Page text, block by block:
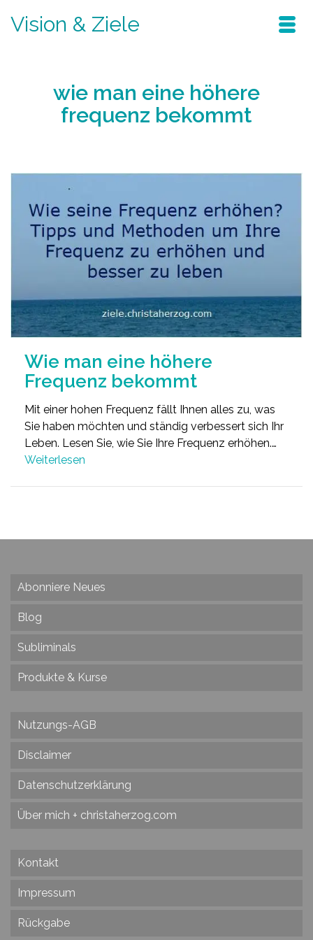
Vision & Ziele
wie man eine höhere
frequenz bekommt
Wie man eine höhere
Frequenz bekommt
Mit einer hohen Frequenz fällt Ihnen alles zu, was
Sie haben möchten und ständig verbessert sich Ihr
Leben. Lesen Sie, wie Sie Ihre Frequenz erhöhen.…
Weiterlesen
Abonniere Neues
Blog
Subliminals
Produkte & Kurse
Nutzungs-AGB
Disclaimer
Datenschutzerklärung
Über mich + christaherzog.com
Kontakt
Impressum
Rückgabe